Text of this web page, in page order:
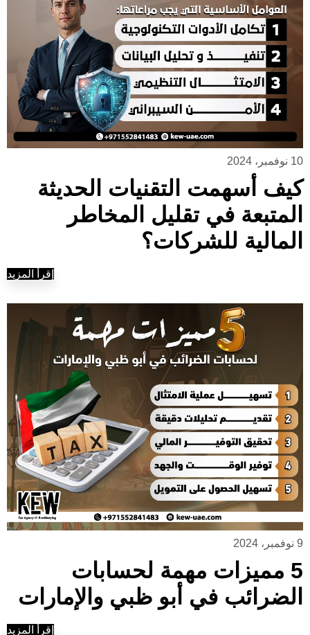
10 نوفمبر، 2024
كيف أسهمت التقنيات الحديثة
المتبعة في تقليل المخاطر
المالية للشركات؟
إقرأ المزيد
9 نوفمبر، 2024
5 مميزات مهمة لحسابات
الضرائب في أبو ظبي والإمارات
إقرأ المزيد